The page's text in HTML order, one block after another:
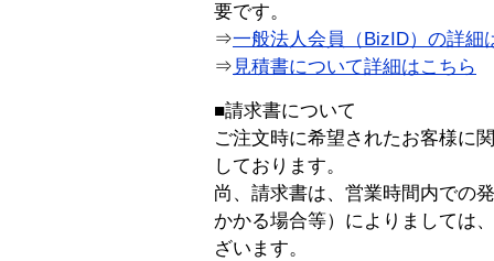
要です。
⇒一般法人会員（BizID）の詳細
⇒ 見積書について詳細はこちら
■請求書について
ご注文時に希望されたお客様に
しております。
尚、請求書は、営業時間内での
かかる場合等）によりましては
ざいます。